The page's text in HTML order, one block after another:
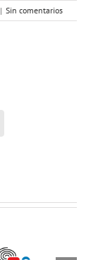
| Sin comentarios
lanza